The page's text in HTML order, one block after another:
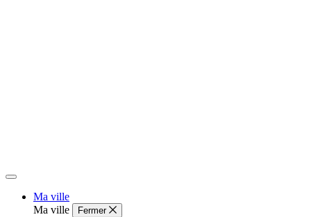
Ma ville
Ma ville
Fermer